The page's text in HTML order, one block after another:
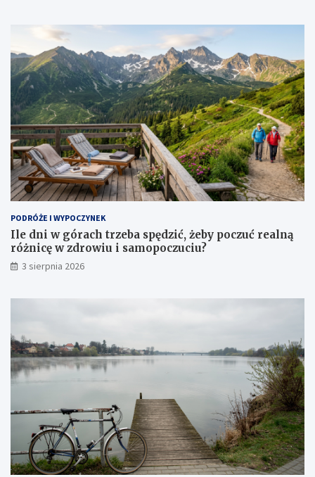
PODRÓŻE I WYPOCZYNEK
Ile dni w górach trzeba spędzić, żeby poczuć realną
różnicę w zdrowiu i samopoczuciu?
3 sierpnia 2026